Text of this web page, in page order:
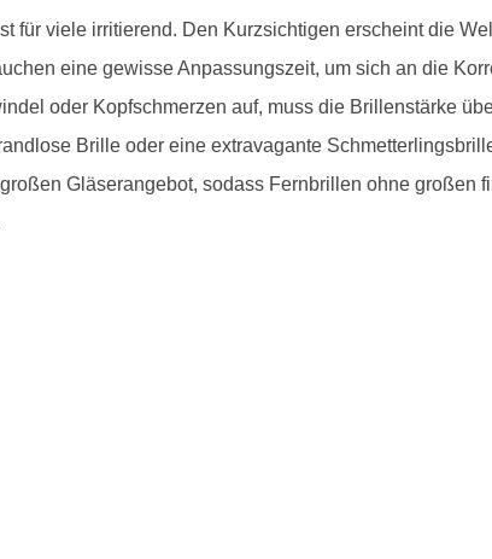
für viele irritierend. Den Kurzsichtigen erscheint die
eine gewisse Anpassungszeit, um sich an die
oder Kopfschmerzen auf, muss die Brillenstärke
Brille oder eine extravagante
Gläserangebot, sodass Fernbrillen ohne großen